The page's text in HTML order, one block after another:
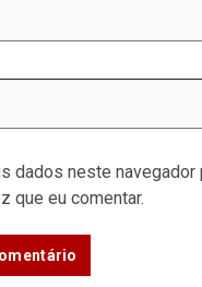
dados neste navegador
que eu comentar.